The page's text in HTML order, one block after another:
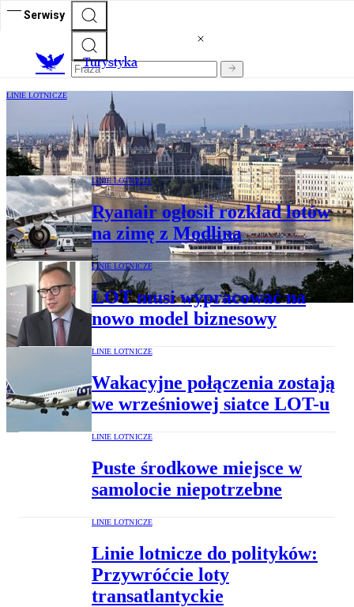
Serwisy
Turystyka
LINIE LOTNICZE
LOT połączy Wrocław z Budapesztem
LINIE LOTNICZE
Ryanair ogłosił rozkład lotów
na zimę z Modlina
LINIE LOTNICZE
LOT musi wypracować na
nowo model biznesowy
LINIE LOTNICZE
Wakacyjne połączenia zostają
we wrześniowej siatce LOT-u
LINIE LOTNICZE
Puste środkowe miejsce w
samolocie niepotrzebne
LINIE LOTNICZE
Linie lotnicze do polityków:
Przywróćcie loty
transatlantyckie